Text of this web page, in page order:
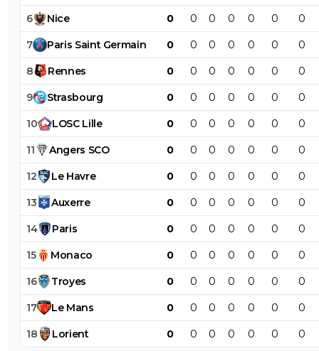
6 Nice 0 0 0 0 0 0 0
7 Paris Saint Germain 0 0 0 0 0 0 0
8 Rennes 0 0 0 0 0 0 0
9 Strasbourg 0 0 0 0 0 0 0
10 LOSC Lille 0 0 0 0 0 0 0
11 Angers SCO 0 0 0 0 0 0 0
12 Le Havre 0 0 0 0 0 0 0
13 Auxerre 0 0 0 0 0 0 0
14 Paris 0 0 0 0 0 0 0
15 Monaco 0 0 0 0 0 0 0
16 Troyes 0 0 0 0 0 0 0
17 Le Mans 0 0 0 0 0 0 0
18 Lorient 0 0 0 0 0 0 0